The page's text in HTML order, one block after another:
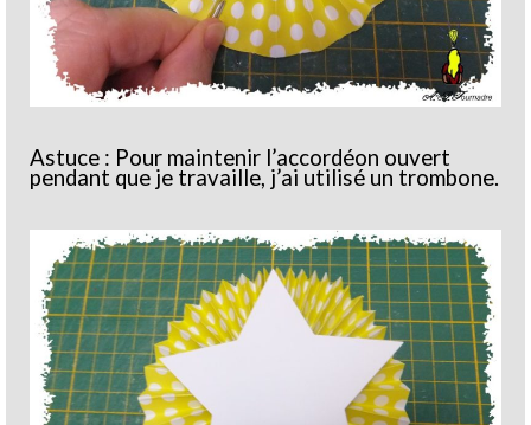
Astuce : Pour maintenir l’accordéon ouvert
pendant que je travaille, j’ai utilisé un trombone.